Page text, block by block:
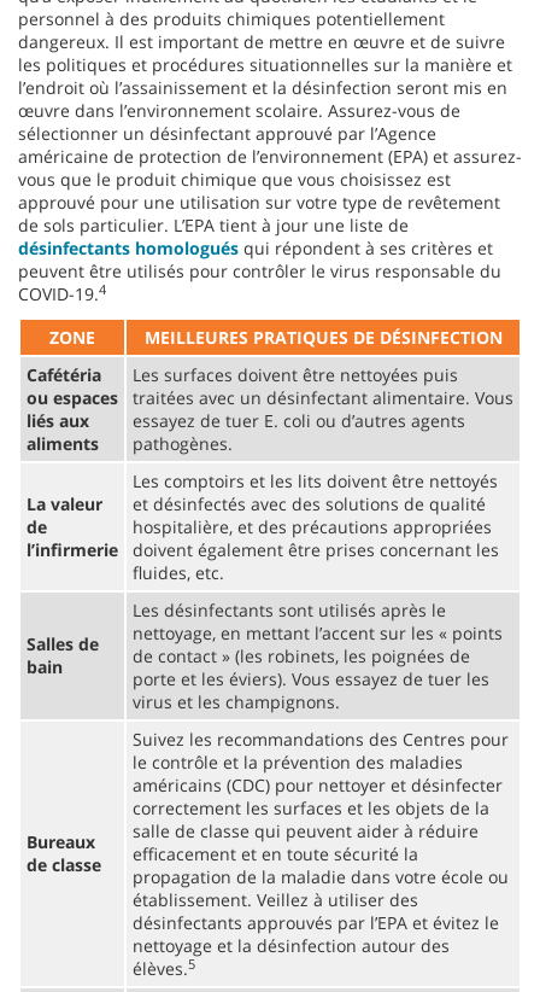
personnel à des produits chimiques potentiellement
dangereux. Il est important de mettre en œuvre et de suivre
les politiques et procédures situationnelles sur la manière et
l’endroit où l’assainissement et la désinfection seront mis en
œuvre dans l’environnement scolaire. Assurez-vous de
sélectionner un désinfectant approuvé par l’Agence
américaine de protection de l’environnement (EPA) et assurez-
vous que le produit chimique que vous choisissez est
approuvé pour une utilisation sur votre type de revêtement
de sols particulier. L’EPA tient à jour une liste de
désinfectants homologués qui répondent à ses critères et
peuvent être utilisés pour contrôler le virus responsable du
COVID-19.4
ZONE
MEILLEURES PRATIQUES DE DÉSINFECTION
Cafétéria
ou espaces
liés aux
aliments
Les surfaces doivent être nettoyées puis
traitées avec un désinfectant alimentaire. Vous
essayez de tuer E. coli ou d’autres agents
pathogènes.
La valeur
de
l’infirmerie
Les comptoirs et les lits doivent être nettoyés
et désinfectés avec des solutions de qualité
hospitalière, et des précautions appropriées
doivent également être prises concernant les
fluides, etc.
Salles de
bain
Les désinfectants sont utilisés après le
nettoyage, en mettant l’accent sur les « points
de contact » (les robinets, les poignées de
porte et les éviers). Vous essayez de tuer les
virus et les champignons.
Bureaux
de classe
Suivez les recommandations des Centres pour
le contrôle et la prévention des maladies
américains (CDC) pour nettoyer et désinfecter
correctement les surfaces et les objets de la
salle de classe qui peuvent aider à réduire
efficacement et en toute sécurité la
propagation de la maladie dans votre école ou
établissement. Veillez à utiliser des
désinfectants approuvés par l’EPA et évitez le
nettoyage et la désinfection autour des
élèves.5